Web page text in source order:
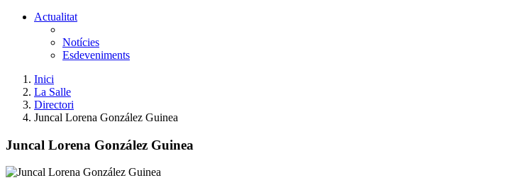
Actualitat
Notícies
Esdeveniments
Inici
La Salle
Directori
Juncal Lorena González Guinea
Juncal Lorena González Guinea